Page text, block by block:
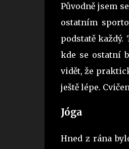
Původně jsem
ostatním
podstatě
kde se ostatní
vidět, že
ještě lépe.
Jóga
Hned z rána